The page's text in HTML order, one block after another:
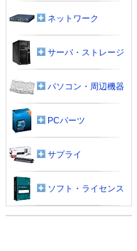
ネットワーク
サーバ・ストレージ
パソコン・周辺機器
PCパーツ
サプライ
ソフト・ライセンス